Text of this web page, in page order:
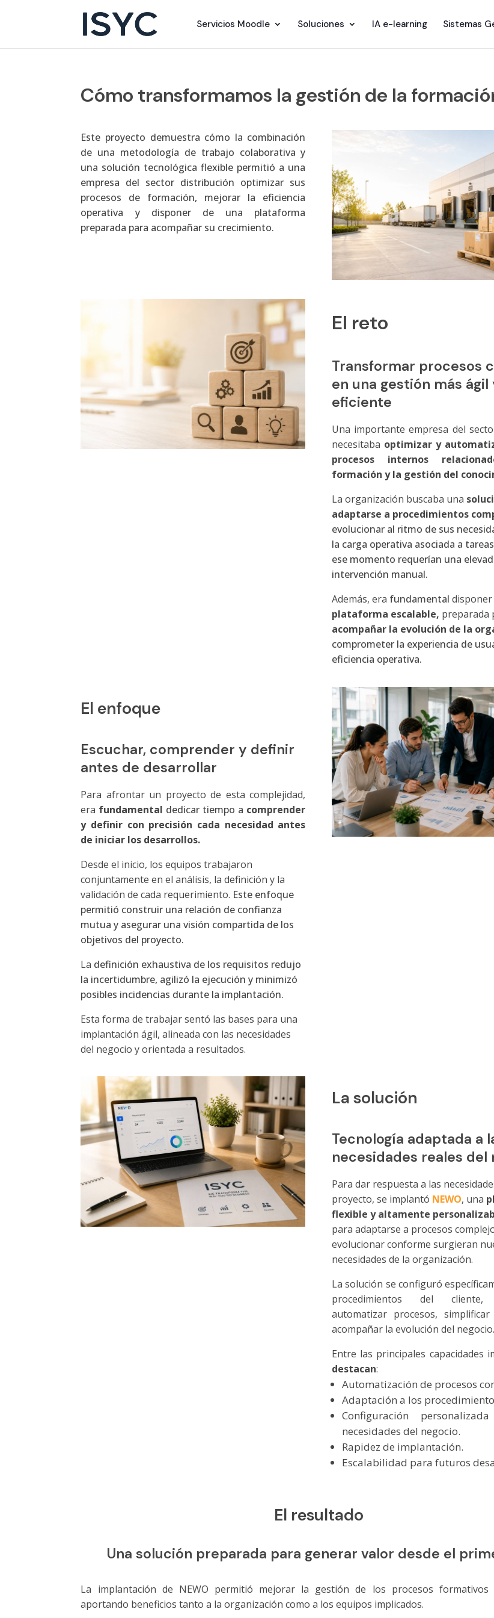
Servicios Moodle Soluciones IA e-learning Sistemas
Cómo transformamos la gestión de la
Este proyecto demuestra cómo la combinación
de una metodología de trabajo colaborativa y
una solución tecnológica flexible permitió a una
empresa del sector distribución optimizar sus
procesos de formación, mejorar la eficiencia
operativa y disponer de una plataforma
preparada para acompañar su crecimiento.
El reto
Transformar procesos
en una gestión más ágil
eficiente
Una importante empresa del
necesitaba optimizar y
procesos internos
formación y la gestión del
La organización buscaba una
adaptarse a procedimientos
evolucionar al ritmo de sus
la carga operativa asociada a
ese momento requerían una
intervención manual.
Además, era fundamental disponer
plataforma escalable, preparada
acompañar la evolución de la
comprometer la experiencia de
eficiencia operativa.
El enfoque
Escuchar, comprender y definir
antes de desarrollar
Para afrontar un proyecto de esta complejidad,
era fundamental dedicar tiempo a comprender
y definir con precisión cada necesidad antes
de iniciar los desarrollos.
Desde el inicio, los equipos trabajaron
conjuntamente en el análisis, la definición y la
validación de cada requerimiento. Este enfoque
permitió construir una relación de confianza
mutua y asegurar una visión compartida de los
objetivos del proyecto.
La definición exhaustiva de los requisitos redujo
la incertidumbre, agilizó la ejecución y minimizó
posibles incidencias durante la implantación.
Esta forma de trabajar sentó las bases para una
implantación ágil, alineada con las necesidades
del negocio y orientada a resultados.
La solución
Tecnología adaptada a
necesidades reales del
Para dar respuesta a las
proyecto, se implantó NEWO, una
flexible y altamente
para adaptarse a procesos
evolucionar conforme surgieran
necesidades de la organización.
La solución se configuró
procedimientos del cliente,
automatizar procesos,
acompañar la evolución del negocio.
Entre las principales capacidades
destacan:
Automatización de procesos
Adaptación a los
Configuración
necesidades del negocio.
Rapidez de implantación.
Escalabilidad para futuros
El resultado
Una solución preparada para generar valor desde el
La implantación de NEWO permitió mejorar la gestión de los procesos formativos
aportando beneficios tanto a la organización como a los equipos implicados.